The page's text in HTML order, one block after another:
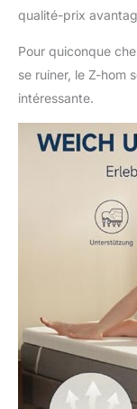
qualité-prix
Pour quiconque
se ruiner, le Z-hom
intéressante.